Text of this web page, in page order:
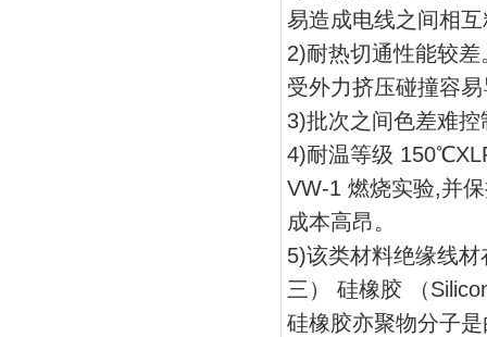
易造成电线之间相
2)耐热切通性能较
受外力挤压碰撞容
3)批次之间色差难
4)耐温等级
VW-1 燃烧实验,并
成本高昂。
5)该类材料绝缘线
三） 硅橡胶 （
硅橡胶亦聚物分子